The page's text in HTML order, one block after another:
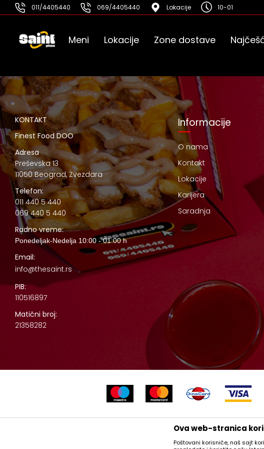
011/4405440 069/4405440 Lokacije 10-01
Meni Lokacije Zone dostave
KONTAKT
Finest Food DOO
Adresa
Preševska 13
11050 Beograd, Zvezdara
Telefon:
011 440 5 440
069 440 5 440
Radno vreme:
Ponedeljak-Nedelja 10:00 - 01:00 h
Email:
info@thesaint.rs
PIB:
110516897
Matični broj:
21358282
Informacije
O nama
Kontakt
Lokacije
Karijera
Saradnja
Nastojimo da budemo što precizniji u opisu proizvoda, prikazu slika i samih
Ova web-stranica
Poštovani korisniče, naš sajt